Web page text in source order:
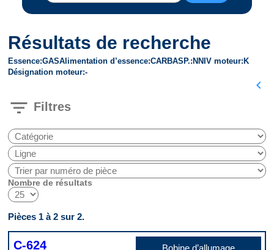
Résultats de recherche
Essence GASAlimentation d’essence CARBASP. N NIV moteur K
Désignation moteur -
chevron_left
filter_list Filtres
Nombre de résultats
Pièces 1 à 2 sur 2.
C-624 Bobine d’allumage